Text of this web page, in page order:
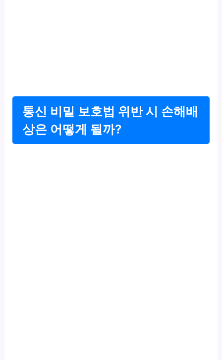
통신 비밀 보호법 위반 시 손해배
상은 어떻게 될까?